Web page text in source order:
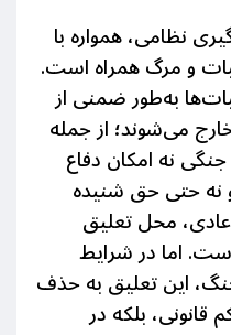
نظامی، همواره با
و مرگ همراه است.
به‌طورضمنیاز
می‌شوند؛ از جمله
نه امکان دفاع
نه حتی حق شنیده
محل تعلیق
اما در شرایط
این تعلیق به حذف
بلکه در